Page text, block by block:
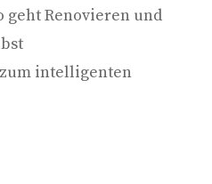
Renovieren und
intelligenten